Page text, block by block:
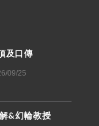
及口傳
09/25
&幻輪教授